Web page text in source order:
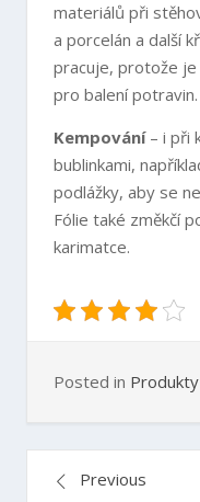
materiálů při
a porcelán a další
pracuje, protože je
pro balení potravin.
Kempování – i při
bublinkami,
podlážky, aby se
Fólie také změkčí
karimatce.
Posted in Produkty
Navigace
Previous